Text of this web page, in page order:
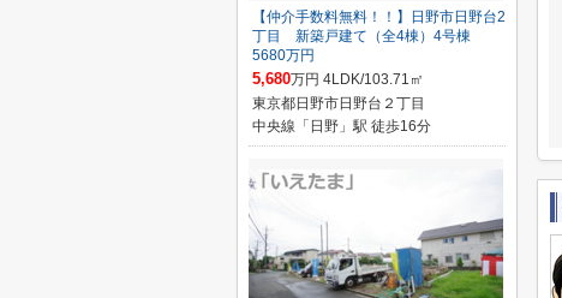
【仲介手数料無料！！】日野市日野台2
丁目 新築戸建て（全4棟）4号棟
5680万円
5,680万円 4LDK/103.71㎡
東京都日野市日野台２丁目
中央線「日野」駅 徒歩16分